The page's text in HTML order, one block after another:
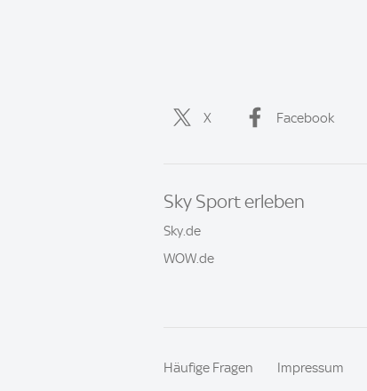
X Facebook
Sky Sport erleben
Sky.de
WOW.de
Häufige Fragen Impressum